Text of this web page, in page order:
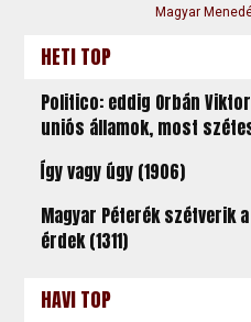
Magyar
HETI TOP
Politico: eddig Orbán
uniós államok, most
Így vagy úgy (1906)
Magyar Péterék szétverik
érdek (1311)
HAVI TOP